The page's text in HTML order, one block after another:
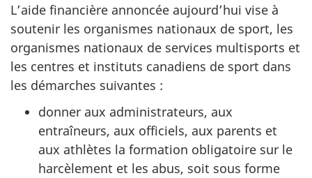
L’aide financière annoncée aujourd’hui vise à
soutenir les organismes nationaux de sport, les
organismes nationaux de services multisports et
les centres et instituts canadiens de sport dans
les démarches suivantes :
donner aux administrateurs, aux
entraîneurs, aux officiels, aux parents et
aux athlètes la formation obligatoire sur le
harcèlement et les abus, soit sous forme